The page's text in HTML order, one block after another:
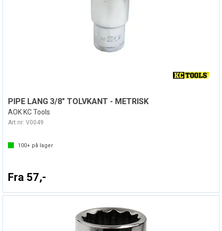
PIPE LANG 3/8" TOLVKANT - METRISK
AOK KC Tools
Art.nr: V0049
100+ på lager
Fra 57,-